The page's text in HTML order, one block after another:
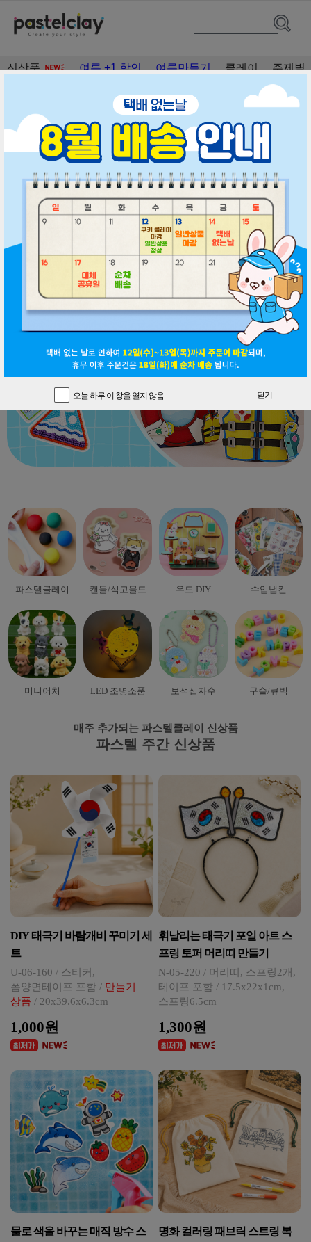
신상품 여름 +1 할인 여름만들기 클레이 주제별
오늘 하루 이 창을 열지 않음 닫기
오늘 하루 이 창을 열지 않음 닫기
파스텔클레이 캔들/석고몰드 우드 DIY 수입냅킨
미니어처 LED 조명소품 보석십자수 구슬/큐빅
매주 추가되는 파스텔클레이 신상품
파스텔 주간 신상품
DIY 태극기 바람개비 꾸미기 세
트
U-06-160 / 스티커,
폼양면테이프 포함 / 만들기
상품 / 20x39.6x6.3cm
1,000원
휘날리는 태극기 포일 아트 스
프링 토퍼 머리띠 만들기
N-05-220 / 머리띠, 스프링2개,
테이프 포함 / 17.5x22x1cm,
스프링6.5cm
1,300원
물로 색을 바꾸는 매직 방수 스
명화 컬러링 패브릭 스트링 복